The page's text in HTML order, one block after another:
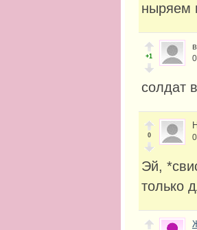
ныряем
+1
солдат
0
Эй,
только